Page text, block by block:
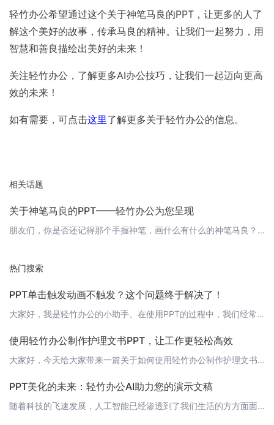
轻竹办公希望通过这个关于神笔马良的PPT，让更多的人了
解这个美好的故事，传承马良的精神。让我们一起努力，用
智慧和善良描绘出美好的未来！
关注轻竹办公，了解更多AI办公技巧，让我们一起迈向更高
效的未来！
如有需要，可点击这里了解更多关于轻竹办公的信息。
相关话题
关于神笔马良的PPT——轻竹办公为您呈现
朋友们，你是否还记得那个手握神笔，画什么有什么的神笔马良？他的故事是我们儿时的憧憬，他的神奇让我们感叹不已。今天，轻竹办公要用AI技术为您展现一个关于神笔马良的PPT，让我们一起重温那些美好的记忆。 1. 神笔马良的传说神笔马良是一个心地善良、聪明伶俐的少年。他的画技出神入化，凭借一支神笔，描绘出了许多美好的事物，为百姓解决了困苦。他的故事在我国民间流传千古，成为了一代代孩子们心中的英雄。 2.
热门搜索
PPT单击触发动画不触发？这个问题终于解决了！
大家好，我是轻竹办公的小助手。在使用PPT的过程中，我们经常会遇到一些问题，今天要和大家分享的就是“PPT单击触发动画不触发”的问题。 问题描述在使用PPT制作动画时，我们经常会遇到单击触发动画时，动画不触发的问题。这个问题让很多用户都非常困扰，因为很多时候，我们的演讲需要依靠动画来更好地展示内容，如果动画无法正常触发，那么整个演讲的效果就会大打折扣。 问题原因这个问题主要是因为PPT的动画触发机
使用轻竹办公制作护理文书PPT，让工作更轻松高效
大家好，今天给大家带来一篇关于如何使用轻竹办公制作护理文书PPT的文章。护理文书是护理工作中的重要组成部分，一份清晰、简洁、美观的PPT不仅能提高我们的工作效率，还能让我们的工作更加出色。接下来，就让我来带领大家一起了解一下如何使用轻竹办公来制作护理文书PPT吧！ 1. 打开轻竹办公首先，我们需要打开轻竹办公的官网：https://www.qzoffice.com，然后点击“立即使用”按钮，就可以
PPT美化的未来：轻竹办公AI助力您的演示文稿
随着科技的飞速发展，人工智能已经渗透到了我们生活的方方面面。在办公领域，一款名为“轻竹办公”的软件，正以其独特的AI技术，改变着人们制作PPT的方式。今天，就让我们一起来了解一下这款神奇的美化AI工具。 什么是轻竹办公？轻竹办公是一款基于AI技术的PPT自动生成工具。它可以帮助用户快速、高效地制作出专业级别的演示文稿。无论是商务场合，还是学术报告，轻竹办公都能为您提供满意的效果。 轻竹办公的核心优